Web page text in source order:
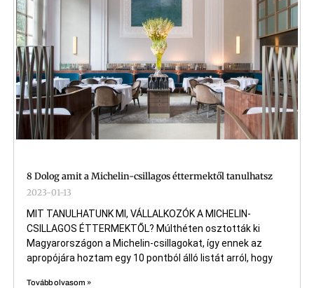
8 Dolog amit a Michelin-csillagos éttermektől tanulhatsz
2023-01-13
MIT TANULHATUNK MI, VÁLLALKOZÓK A MICHELIN-
CSILLAGOS ÉTTERMEKTŐL? Múlthéten osztották ki
Magyarországon a Michelin-csillagokat, így ennek az
apropójára hoztam egy 10 pontból álló listát arról, hogy
Tovább olvasom »